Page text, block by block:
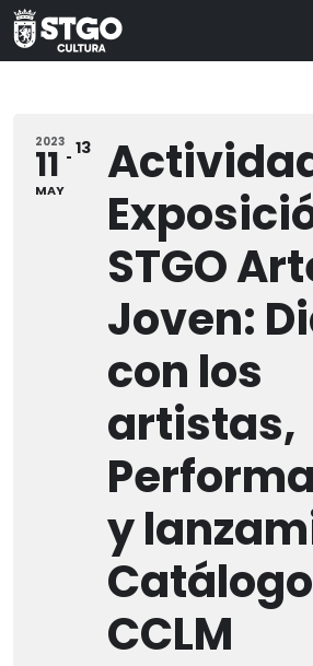
2023
11
MAY
13
STGO
Joven:
con los
artistas,
y
CCLM